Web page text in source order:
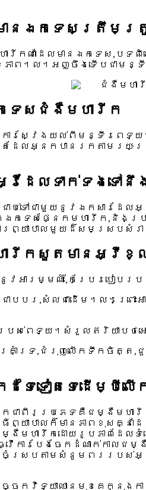
ានឯកទេសត្រឹមត្
ណាដែលមានឯកទេស,បទពិ
ាព។ល។អញ្ចឹងទើបជាមន្ទី
ទេសជំងឺមហារីក
ារស្វែងយល់ពីមន្ទីរពេ
ែលអ្នកបានរកតាមរយ
ដែលទាក់ទងទៅនឹ
ទៅជាមួយនូវឯកសារដែលអ្
ទេសផ្នែកមហារីក,និងប្រ
រព្យាបាលមួយដ៏សមស្របសំរ
រីកសួតមានអ្វីខ្ល
ារម្មណ៍,កែប្រែរបៀបរបប
បបរ,សំលជាដើម។ល។ព្រោះអ
របស់ពេទ្យ។សំរួលឥរិយាបថ
គាំទ្រ,ជំរុញលើកទឹកចិត្
ទៃទៀតទេដើម្បី
ែកជាពីរប្រភេទគឺជម្ងឺម
វិធីព្យាបាលក៏មានភាពខុស
មហារីកដោយរូបភាពដែល
វើការបែងចែកដំណាក់ក
បតាមសំនូមពររបស់អ្ន
ចេកវិទ្យាឈានមុខគេក្នុង